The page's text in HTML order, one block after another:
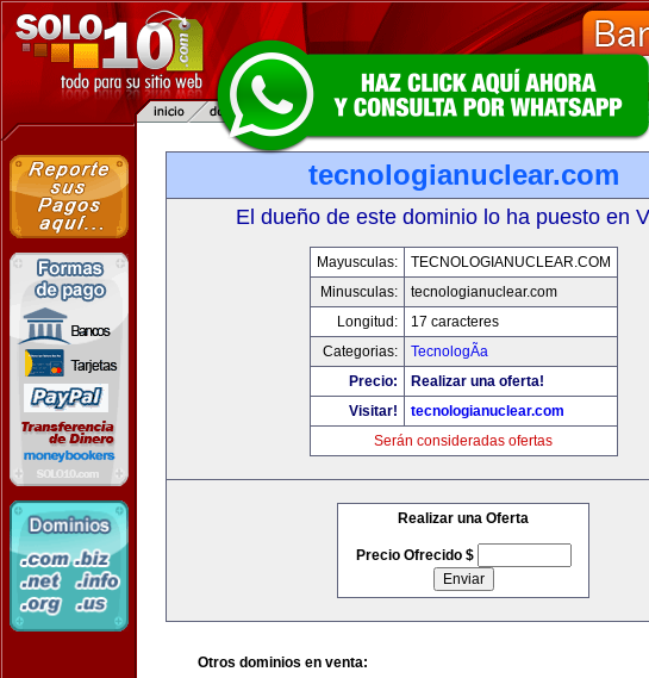
tecnologianuclear.com
El dueño de este dominio lo ha puesto en
Mayusculas:
TECNOLOGIANUCLEAR.COM
Minusculas:
tecnologianuclear.com
Longitud:
17 caracteres
Categorias:
TecnologÃ­a
Precio:
Realizar una oferta!
Visitar!
tecnologianuclear.com
Serán consideradas ofertas
Realizar una Oferta
Precio Ofrecido $
Otros dominios en venta: